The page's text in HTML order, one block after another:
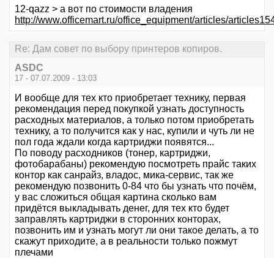
12-qazz > а вот по стоимости владения
http://www.officemart.ru/office_equipment/articles/
Re: Дам совет по выбору принтеров копиров.
ASDC
17 - 07.07.2009 - 13:03
И вообще для тех кто приобретает технику, первая
рекомендация перед покупкой узнать доступность
расходных материалов, а только потом приобретать
технику, а то получится как у нас, купили и чуть ли не
пол года ждали когда картриджи появятся...
По поводу расходников (тонер, картриджи,
фотобарабаны) рекомендую посмотреть прайс таких
контор как санрайз, владос, мика-сервис, так же
рекомендую позвонить 0-84 что бы узнать что почём,
у вас сложиться общая картина сколько вам
придётся выкладывать денег, для тех кто будет
заправлять картриджи в сторонних конторах,
позвонить им и узнать могут ли они такое делать, а то
скажут приходите, а в реальности только пожмут
плечами